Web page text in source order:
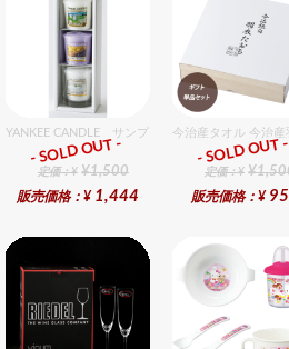
YANKEE CANDLE サンプラー3個・ホルダーセ
ギフト
定価：¥ ¥1,500
販売価格：¥ 1,444
- SOLD OUT -
今治産タオル 今治
ギフト
定価：¥
販売価格：¥
- SOLD OUT -